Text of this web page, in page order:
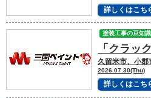
詳しくはこち
「クラッ
2026.07.30(Thu)
詳しくはこち
塗装工事の豆知識